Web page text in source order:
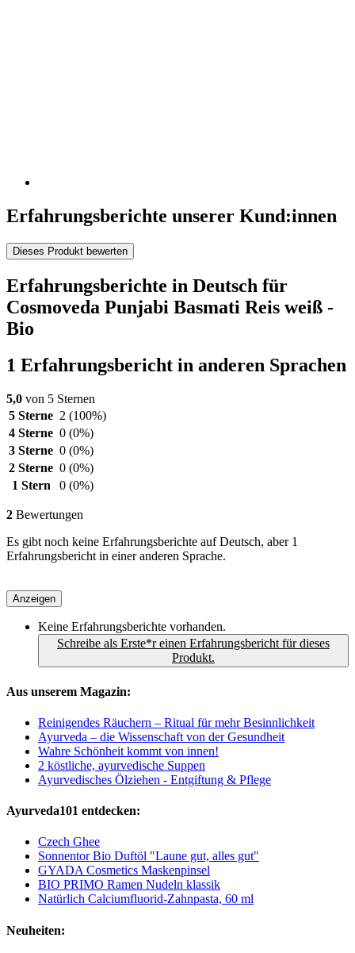
Erfahrungsberichte unserer Kund:innen
Dieses Produkt bewerten
Erfahrungsberichte in Deutsch für
Cosmoveda Punjabi Basmati Reis weiß -
Bio
1 Erfahrungsbericht in anderen Sprachen
5,0 von 5 Sternen
5 Sterne 2 (100%)
4 Sterne 0 (0%)
3 Sterne 0 (0%)
2 Sterne 0 (0%)
1 Stern
0 (0%)
2 Bewertungen
Es gibt noch keine Erfahrungsberichte auf Deutsch, aber 1
Erfahrungsbericht in einer anderen Sprache.
Anzeigen
Keine Erfahrungsberichte vorhanden.
Schreibe als Erste*r einen Erfahrungsbericht für dieses
Produkt.
Aus unserem Magazin:
Reinigendes Räuchern – Ritual für mehr Besinnlichkeit
Ayurveda – die Wissenschaft von der Gesundheit
Wahre Schönheit kommt von innen!
2 köstliche, ayurvedische Suppen
Ayurvedisches Ölziehen - Entgiftung & Pflege
Ayurveda101 entdecken:
Czech Ghee
Sonnentor Bio Duftöl "Laune gut, alles gut"
GYADA Cosmetics Maskenpinsel
BIO PRIMO Ramen Nudeln klassik
Natürlich Calciumfluorid-Zahnpasta, 60 ml
Neuheiten: